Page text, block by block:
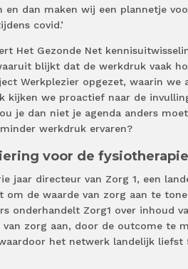
en dan maken wij een plannetje
covid.’
Het Gezonde Net
blijkt dat de werkdruk vaak
Werkplezier opgezet, waarin
kijken we proactief naar de
je dan niet je agenda anders
werkdruk ervaren?
voor de fysiotherapie
jaar directeur van Zorg 1, een
om de waarde van zorg aan te
onderhandelt Zorg1 over inhoud
zorg aan, door de outcome te
het netwerk landelijk liefst